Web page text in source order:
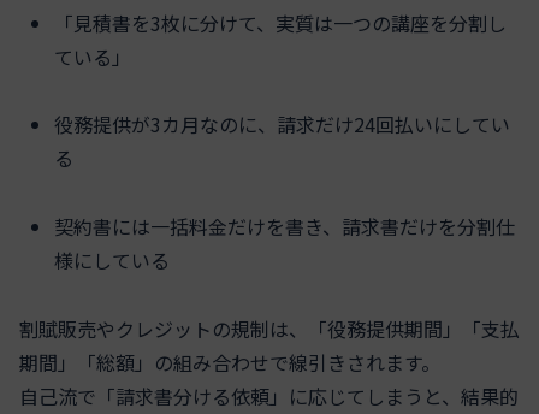
「見積書を3枚に分けて、実質は一つの講座を分割し
ている」
役務提供が3カ月なのに、請求だけ24回払いにしてい
る
契約書には一括料金だけを書き、請求書だけを分割仕
様にしている
割賦販売やクレジットの規制は、「役務提供期間」「支払
期間」「総額」の組み合わせで線引きされます。
自己流で「請求書分ける依頼」に応じてしまうと、結果的